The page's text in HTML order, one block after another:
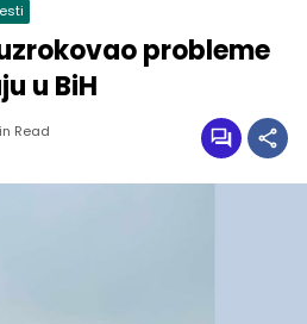
probleme
u BiH
Read